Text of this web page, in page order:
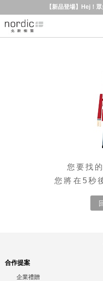
【新品登場】Hej！
您要找
您將在5秒
合作提案
企業禮贈